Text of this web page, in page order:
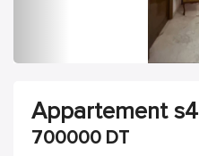
Appartement s4
700000 DT